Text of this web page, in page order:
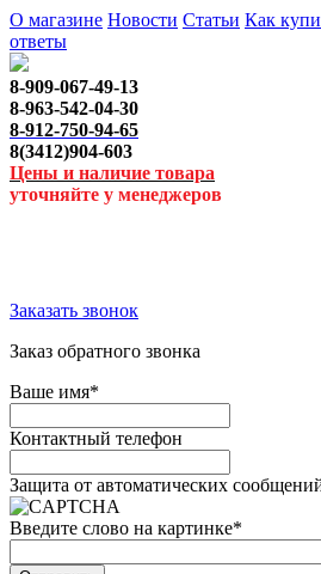
О магазине Новости Статьи Как
ответы
8-909-067-49-13
8-963-542-04-30
8-912-750-94-65
8(3412)904-603
Цены и наличие товара
уточняйте у менеджеров
Заказать звонок
Заказ обратного звонка
Ваше имя*
Контактный телефон
Защита от автоматических
Введите слово на картинке*